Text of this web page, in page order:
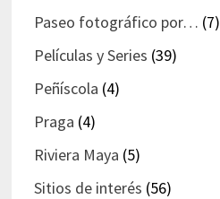
Paseo fotográfico por… (7)
Películas y Series (39)
Peñíscola (4)
Praga (4)
Riviera Maya (5)
Sitios de interés (56)